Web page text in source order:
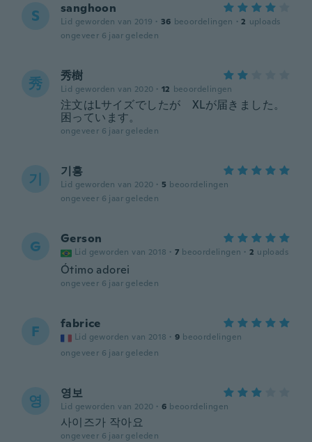
S sanghoon
Lid geworden van 2019 · 36 beoordelingen · 2 uploads
ongeveer 6 jaar geleden
秀 秀樹
Lid geworden van 2020 · 12 beoordelingen
注文はLサイズでしたが XLが届きました。
困っています。
ongeveer 6 jaar geleden
기 기흥
Lid geworden van 2020 · 5 beoordelingen
ongeveer 6 jaar geleden
G Gerson
Lid geworden van 2018 · 7 beoordelingen · 2 uploads
Ótimo adorei
ongeveer 6 jaar geleden
F fabrice
Lid geworden van 2018 · 9 beoordelingen
ongeveer 6 jaar geleden
영 영보
Lid geworden van 2020 · 6 beoordelingen
사이즈가 작아요
ongeveer 6 jaar geleden